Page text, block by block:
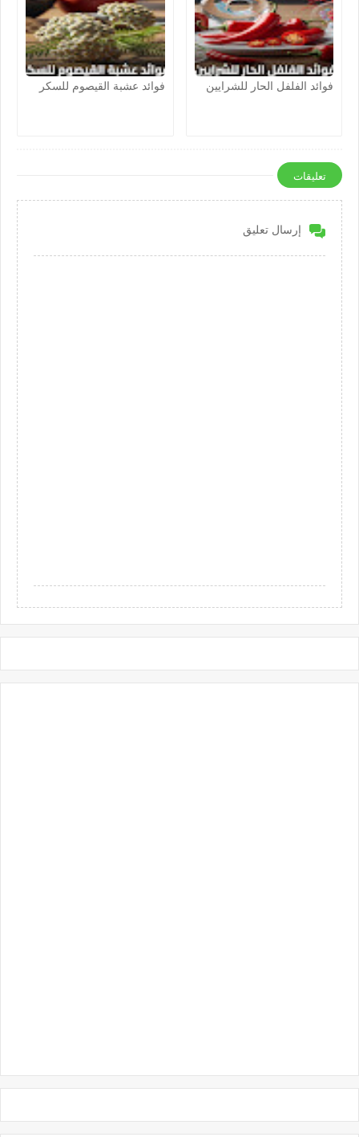
فوائد الفلفل الحار للشرايين فوائد عشبة القيصوم للسكر
تعليقات
إرسال تعليق